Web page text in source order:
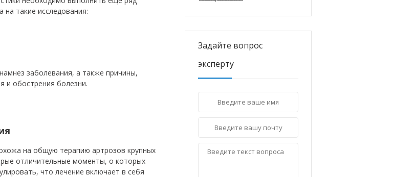
на такие исследования:
заболевания, а также причины,
и обострения болезни.
на общую терапию артрозов крупных
отличительные моменты, о которых
что лечение включает в себя
Задайте вопрос
эксперту